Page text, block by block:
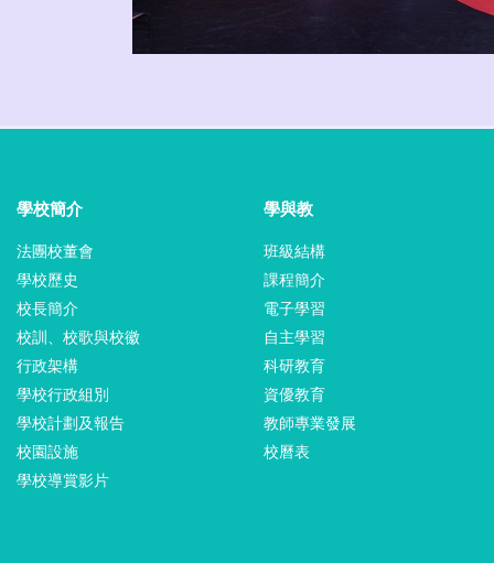
學校簡介
法團校董會
學校歷史
校長簡介
校訓、校歌與校徽
行政架構
學校行政組別
學校計劃及報告
校園設施
學校導賞影片
學與教
班級結構
課程簡介
電子學習
自主學習
科研教育
資優教育
教師專業發展
校曆表